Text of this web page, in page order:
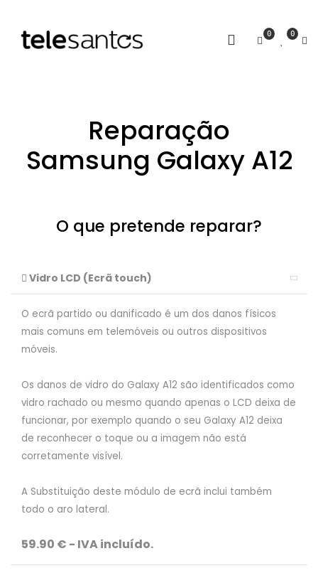
0 0
Reparação
Samsung Galaxy A12
O que pretende reparar?
Vidro LCD (Ecrã touch)
O ecrã partido ou danificado é um dos danos físicos
mais comuns em telemóveis ou outros dispositivos
móveis.
Os danos de vidro do Galaxy A12 são identificados como
vidro rachado ou mesmo quando apenas o LCD deixa de
funcionar, por exemplo quando o seu Galaxy A12 deixa
de reconhecer o toque ou a imagem não está
corretamente visível.
A Substituição deste módulo de ecrã inclui também
todo o aro lateral.
59.90 € - IVA incluído.